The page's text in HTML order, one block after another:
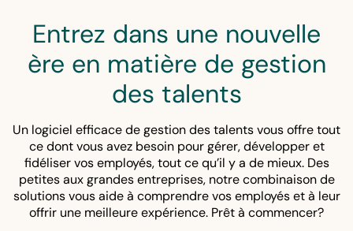
les insignes et les outils d'apprentissage sociaux.
Entrez dans une nouvelle
ère en matière de gestion
des talents
Un logiciel efficace de gestion des talents vous offre tout
ce dont vous avez besoin pour gérer, développer et
fidéliser vos employés, tout ce qu’il y a de mieux. Des
petites aux grandes entreprises, notre combinaison de
solutions vous aide à comprendre vos employés et à leur
offrir une meilleure expérience. Prêt à commencer?